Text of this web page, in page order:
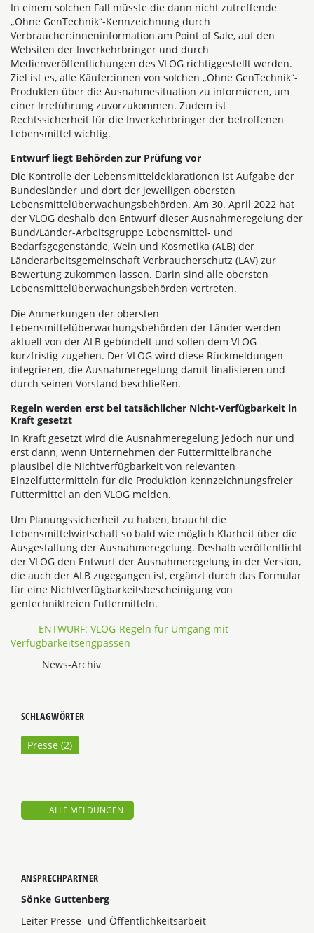
In einem solchen Fall müsste die dann nicht zutreffende
„Ohne GenTechnik“-Kennzeichnung durch
Verbraucher:inneninformation am Point of Sale, auf den
Websiten der Inverkehrbringer und durch
Medienveröffentlichungen des VLOG richtiggestellt werden.
Ziel ist es, alle Käufer:innen von solchen „Ohne GenTechnik“-
Produkten über die Ausnahmesituation zu informieren, um
einer Irreführung zuvorzukommen. Zudem ist
Rechtssicherheit für die Inverkehrbringer der betroffenen
Lebensmittel wichtig.
Entwurf liegt Behörden zur Prüfung vor
Die Kontrolle der Lebensmitteldeklarationen ist Aufgabe der
Bundesländer und dort der jeweiligen obersten
Lebensmittelüberwachungsbehörden. Am 30. April 2022 hat
der VLOG deshalb den Entwurf dieser Ausnahmeregelung der
Bund/Länder-Arbeitsgruppe Lebensmittel- und
Bedarfsgegenstände, Wein und Kosmetika (ALB) der
Länderarbeitsgemeinschaft Verbraucherschutz (LAV) zur
Bewertung zukommen lassen. Darin sind alle obersten
Lebensmittelüberwachungsbehörden vertreten.
Die Anmerkungen der obersten
Lebensmittelüberwachungsbehörden der Länder werden
aktuell von der ALB gebündelt und sollen dem VLOG
kurzfristig zugehen. Der VLOG wird diese Rückmeldungen
integrieren, die Ausnahmeregelung damit finalisieren und
durch seinen Vorstand beschließen.
Regeln werden erst bei tatsächlicher Nicht-Verfügbarkeit in
Kraft gesetzt
In Kraft gesetzt wird die Ausnahmeregelung jedoch nur und
erst dann, wenn Unternehmen der Futtermittelbranche
plausibel die Nichtverfügbarkeit von relevanten
Einzelfuttermitteln für die Produktion kennzeichnungsfreier
Futtermittel an den VLOG melden.
Um Planungssicherheit zu haben, braucht die
Lebensmittelwirtschaft so bald wie möglich Klarheit über die
Ausgestaltung der Ausnahmeregelung. Deshalb veröffentlicht
der VLOG den Entwurf der Ausnahmeregelung in der Version,
die auch der ALB zugegangen ist, ergänzt durch das Formular
für eine Nichtverfügbarkeitsbescheinigung von
gentechnikfreien Futtermitteln.
ENTWURF: VLOG-Regeln für Umgang mit
Verfügbarkeitsengpässen
News-Archiv
SCHLAGWÖRTER
Presse (2)
ALLE MELDUNGEN
ANSPRECHPARTNER
Sönke Guttenberg
Leiter Presse- und Öffentlichkeitsarbeit